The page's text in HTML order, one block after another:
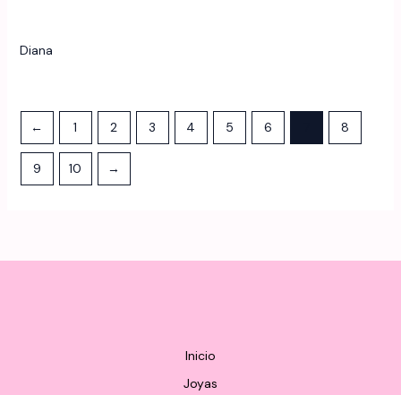
Diana
← 1 2 3 4 5 6 8
9 10 →
Inicio
Joyas